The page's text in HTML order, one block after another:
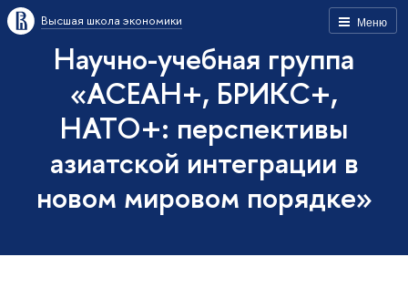
Меню
Высшая школа экономики
Научно-учебная группа
«АСЕАН+, БРИКС+,
НАТО+: перспективы
азиатской интеграции в
новом мировом порядке»